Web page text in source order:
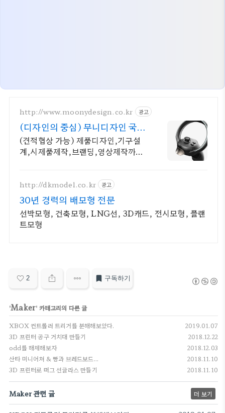
http://www.moonydesign.co.kr 광고
(디자인의 중심) 무니디자인 국제
디자인어워드 레드닷 수상
(견적협상 가능) 제품디자인,기구설
계,시제품제작,브랜딩,영상제작까지
http://dkmodel.co.kr 광고
30년 경력의 배모형 전문
선박모형, 건축모형, LNG선, 3D캐드, 전시모형, 플랜
트모형
2 구독하기
'Maker' 카테고리의 다른 글
XBOX 컨트롤러 트리거를 분해해보았다. 2019.01.07
3D 프린터 공구 거치대 만들기 2018.12.22
odd를 해체해보자 2018.12.03
산타 미니어쳐 & 빵과 브레드보드... 2018.11.10
3D 프린터로 떠그 선글라스 만들기 2018.11.10
Maker 관련 글 더 보기